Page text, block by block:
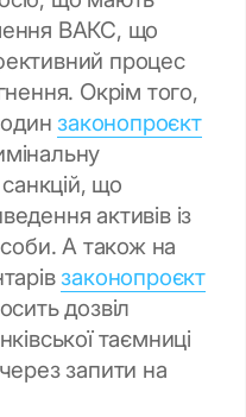
ВАКС, що
процес
Окрім того,
одинзаконопроєкт
санкцій, що
активів із
А також на
законопроєкт
дозвіл
таємниці
запити на